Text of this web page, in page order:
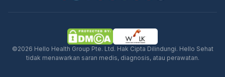
©2026 Hello Health Group Pte. Ltd. Hak Cipta Dilindungi. Hello Sehat
tidak menawarkan saran medis, diagnosis, atau perawatan.